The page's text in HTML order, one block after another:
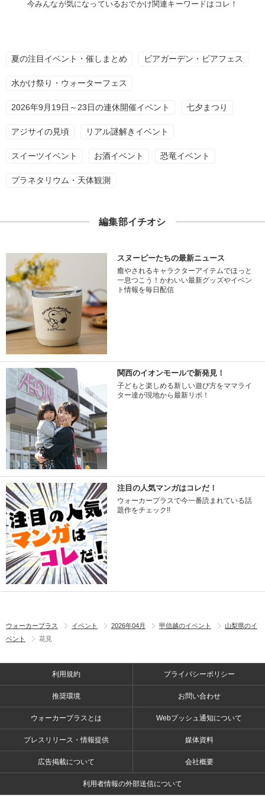
今みんなが気になっているおでかけ関連キーワードはコレ！
夏の注目イベント・催しまとめ ビアガーデン・ビアフェス
水かけ祭り・ウォーターフェス
2026年9月19日～23日の連休開催イベント 七夕まつり
アジサイの見頃 リアル謎解きイベント
スイーツイベント お酒イベント 恐竜イベント
プラネタリウム・天体観測
編集部イチオシ
スヌーピーたちの最新ニュース
癒やされるキャラクターアイテムでほっと
一息つこう！かわいい最新グッズやイベン
ト情報を毎日配信
関西のイオンモールで新発見！
子どもと楽しめる新しい遊び方をママライ
ター達が現地から最新リポ！
注目の人気マンガはコレだ！
ウォーカープラスで今一番読まれている話
題作をチェック!!
ウォーカープラス イベント 2026年04月 甲信越のイベント
山梨県のイ
ベント
花見
利用規約 プライバシーポリシー
推奨環境 お問い合わせ
ウォーカープラスとは Webプッシュ通知について
プレスリリース・情報提供 媒体資料
広告掲載について 会社概要
利用者情報の外部送信について